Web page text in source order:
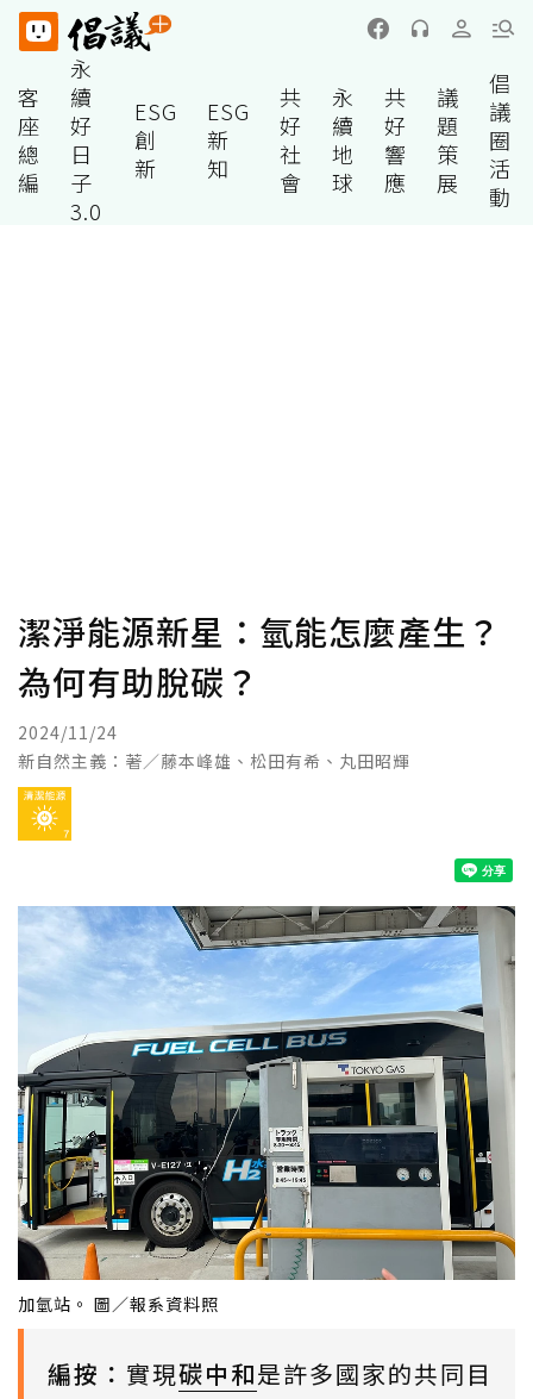
客
座
總
編
永
續
好
日
子
3.0
ESG
創
新
ESG
新
知
共
好
社
會
永
續
地
球
共
好
響
應
議
題
策
展
倡
議
圈
活
動
潔淨能源新星：氫能怎麼產生？
為何有助脫碳？
2024/11/24
新自然主義：著／藤本峰雄、松田有希、丸田昭輝
加氫站。 圖／報系資料照
編按： 實現碳中和是許多國家的共同目